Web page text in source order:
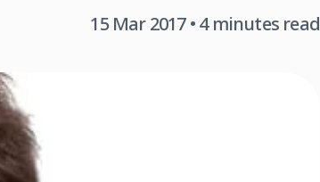
15 Mar 2017• 4 minutes read